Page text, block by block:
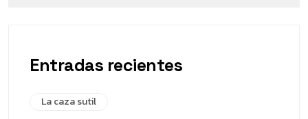
Entradas recientes
La caza sutil